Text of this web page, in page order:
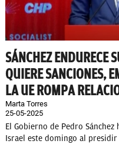
SÁNCHEZ ENDURECE
QUIERE SANCIONES,
LA UE ROMPA
Marta Torres
25-05-2025
El Gobierno de Pedro
Israel este domingo al